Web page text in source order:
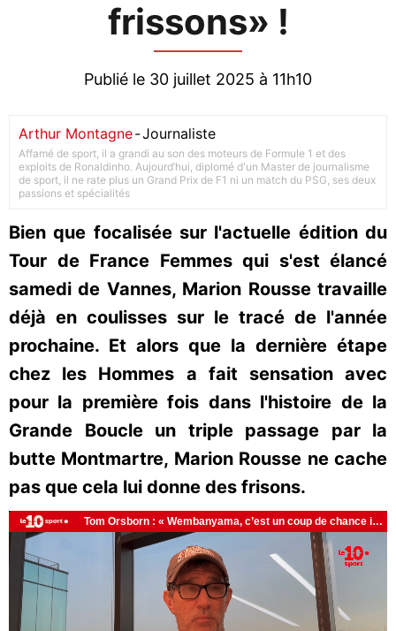
frissons» !
Publié le 30 juillet 2025 à 11h10
Arthur Montagne-Journaliste
Affamé de sport, il a grandi au son des moteurs de Formule 1 et des
exploits de Ronaldinho. Aujourd’hui, diplomé d'un Master de journalisme
de sport, il ne rate plus un Grand Prix de F1 ni un match du PSG, ses deux
passions et spécialités
Bien que focalisée sur l'actuelle édition du
Tour de France Femmes qui s'est élancé
samedi de Vannes, Marion Rousse travaille
déjà en coulisses sur le tracé de l'année
prochaine. Et alors que la dernière étape
chez les Hommes a fait sensation avec
pour la première fois dans l'histoire de la
Grande Boucle un triple passage par la
butte Montmartre, Marion Rousse ne cache
pas que cela lui donne des frisons.